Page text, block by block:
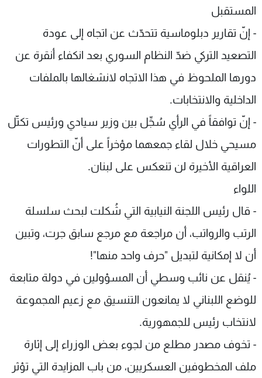
المستقبل
- إنّ تقارير دبلوماسية تتحدّث عن اتجاه إلى عودة
التصعيد التركي ضدّ النظام السوري بعد انكفاء أنقرة عن
دورها الملحوظ في هذا الاتجاه لانشغالها بالملفات
الداخلية والانتخابات.
- إنّ توافقاً في الرأي سُجِّل بين وزير سيادي ورئيس تكتّل
مسيحي خلال لقاء جمعهما مؤخراً على أنّ التطورات
العراقية الأخيرة لن تنعكس على لبنان.
اللواء
- قال رئيس اللجنة النيابية التي شُكلت لبحث سلسلة
الرتب والرواتب، أن مراجعة مع مرجع سابق جرت، وتبين
أن لا إمكانية لتبديل "حرف واحد منها"!
- يُنقل عن نائب وسطي أن المسؤولين في دولة متابعة
للوضع اللبناني لا يمانعون التنسيق مع زعيم المجموعة
لانتخاب رئيس للجمهورية.
- تخوف مصدر مطلع من لجوء بعض الوزراء إلى إثارة
ملف المخطوفين العسكريين، من باب المزايدة التي تؤثر